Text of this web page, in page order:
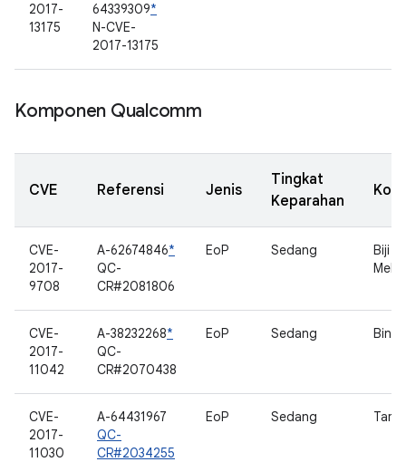
2017-
13175
64339309*
N-CVE-
2017-13175
Komponen Qualcomm
CVE Referensi Jenis
Tingkat
Keparahan
CVE-
2017-
9708
A-62674846*
QC-
CR#2081806
EoP Sedang
Biji
CVE-
2017-
11042
A-38232268*
QC-
CR#2070438
EoP Sedang
CVE-
2017-
11030
A-64431967
QC-
CR#2034255
EoP Sedang